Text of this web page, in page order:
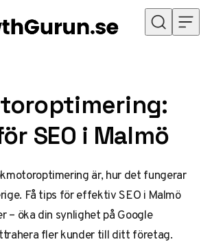
SEO i Malmö
är, hur det fungerar
Få tips för effektiv SEO i Malmö
– öka din synlighet på Google
fler kunder till ditt företag.